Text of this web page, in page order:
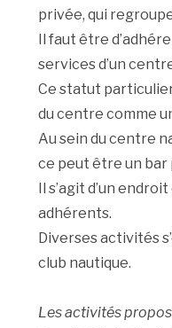
privée, qui
Il faut être
services d’un
Ce statut
du centre comme
Au sein du centre
ce peut être un bar
Il s’agit d’un
adhérents.
Diverses activités
club nautique.
Les activités